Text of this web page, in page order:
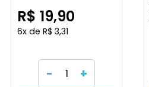
R$ 19,90
6x de R$ 3,31
- +